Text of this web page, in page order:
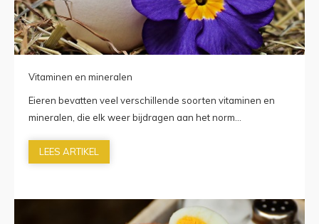
Vitaminen en mineralen
Eieren bevatten veel verschillende soorten vitaminen en
mineralen, die elk weer bijdragen aan het norm...
LEES ARTIKEL